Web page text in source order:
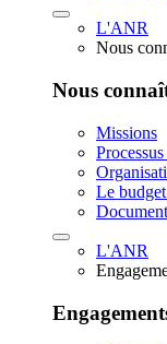
L'ANR
Nous
Nous
Missions
Le
L'ANR